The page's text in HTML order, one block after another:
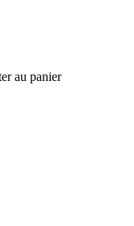
au panier